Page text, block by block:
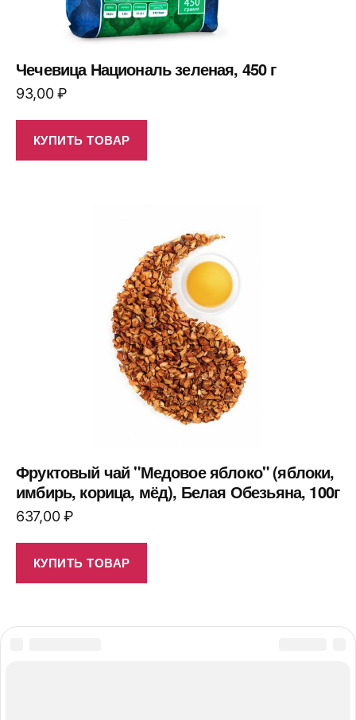
Чечевица Националь зеленая, 450 г
93,00₽
КУПИТЬ ТОВАР
Фруктовый чай "Медовое яблоко" (яблоки,
имбирь, корица, мёд), Белая Обезьяна, 100г
637,00₽
КУПИТЬ ТОВАР